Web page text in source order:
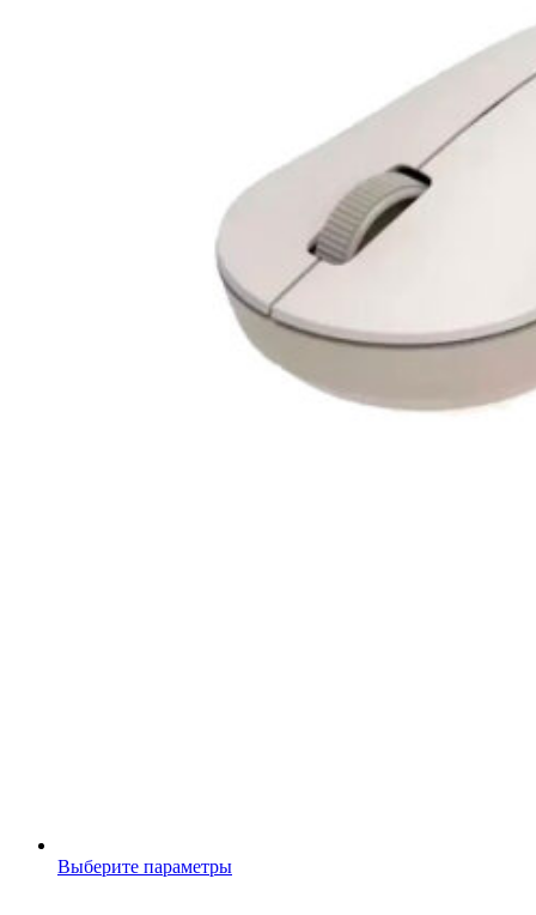
Выберите параметры